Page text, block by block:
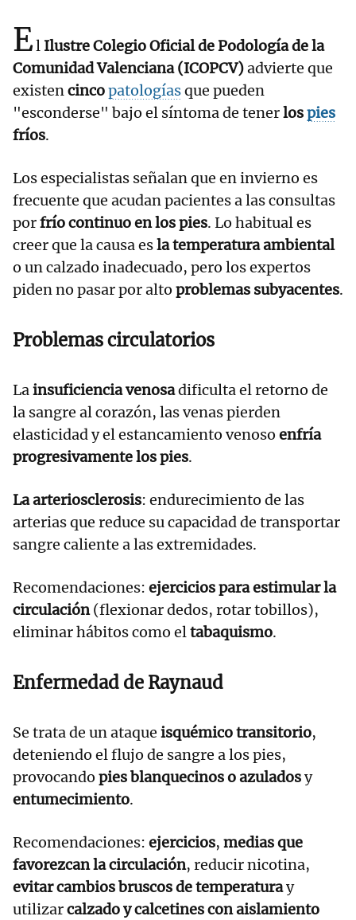
El Ilustre Colegio Oficial de Podología de la
Comunidad Valenciana (ICOPCV)advierte que
existencincopatologíasque pueden
"esconderse" bajo el síntoma de tenerlospies
fríos.
Los especialistas señalan que en invierno es
frecuente que acudan pacientes a las consultas
porfrío continuo en los pies. Lo habitual es
creer que la causa esla temperatura ambiental
o un calzado inadecuado, pero los expertos
piden no pasar por alto problemas subyacentes.
Problemas circulatorios
Lainsuficiencia venosadificulta el retorno de
la sangre al corazón, las venas pierden
elasticidad y el estancamiento venoso enfría
progresivamente los pies.
La arteriosclerosis: endurecimiento de las
arterias que reduce su capacidad de transportar
sangre caliente a las extremidades.
Recomendaciones: ejercicios para estimular la
circulación(flexionar dedos, rotar tobillos),
eliminar hábitos como eltabaquismo.
Enfermedad de Raynaud
Se trata de un ataque isquémico transitorio,
deteniendo el flujo de sangre a los pies,
provocando pies blanquecinos o azuladosy
entumecimiento.
Recomendaciones: ejercicios, medias que
favorezcan la circulación, reducir nicotina,
evitar cambios bruscos de temperaturay
utilizarcalzado y calcetines con aislamiento